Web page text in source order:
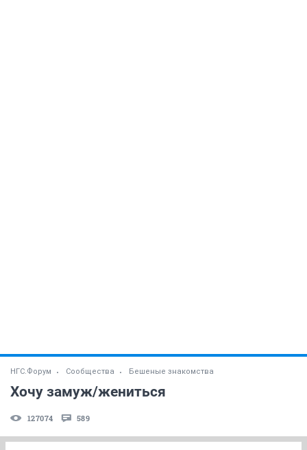
НГС.Форум Сообщества Бешеные знакомства
Хочу замуж/жениться
127074 589